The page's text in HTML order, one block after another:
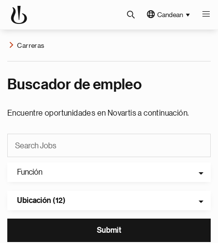
Candean
Carreras
Buscador de empleo
Encuentre oportunidades en Novartis a continuación.
Función
Ubicación (12)